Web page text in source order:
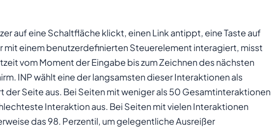
auf eine Schaltfläche klickt, einen Link antippt, eine Taste auf
mit einem benutzerdefinierten Steuerelement interagiert, misst
vom Moment der Eingabe bis zum Zeichnen des nächsten
INP wählt eine der langsamsten dieser Interaktionen als
Seite aus. Bei Seiten mit weniger als 50 Gesamtinteraktionen
Interaktion aus. Bei Seiten mit vielen Interaktionen
das 98. Perzentil, um gelegentliche Ausreißer